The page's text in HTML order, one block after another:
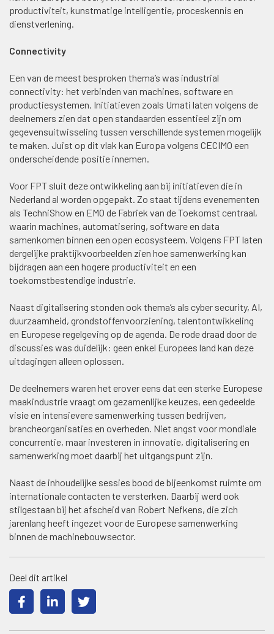
productiviteit, kunstmatige intelligentie, proceskennis en
dienstverlening.
Connectivity
Een van de meest besproken thema’s was industrial
connectivity: het verbinden van machines, software en
productiesystemen. Initiatieven zoals Umati laten volgens de
deelnemers zien dat open standaarden essentieel zijn om
gegevensuitwisseling tussen verschillende systemen mogelijk
te maken. Juist op dit vlak kan Europa volgens CECIMO een
onderscheidende positie innemen.
Voor FPT sluit deze ontwikkeling aan bij initiatieven die in
Nederland al worden opgepakt. Zo staat tijdens evenementen
als TechniShow en EMO de Fabriek van de Toekomst centraal,
waarin machines, automatisering, software en data
samenkomen binnen een open ecosysteem. Volgens FPT laten
dergelijke praktijkvoorbeelden zien hoe samenwerking kan
bijdragen aan een hogere productiviteit en een
toekomstbestendige industrie.
Naast digitalisering stonden ook thema’s als cyber security, AI,
duurzaamheid, grondstoffenvoorziening, talentontwikkeling
en Europese regelgeving op de agenda. De rode draad door de
discussies was duidelijk: geen enkel Europees land kan deze
uitdagingen alleen oplossen.
De deelnemers waren het erover eens dat een sterke Europese
maakindustrie vraagt om gezamenlijke keuzes, een gedeelde
visie en intensievere samenwerking tussen bedrijven,
brancheorganisaties en overheden. Niet angst voor mondiale
concurrentie, maar investeren in innovatie, digitalisering en
samenwerking moet daarbij het uitgangspunt zijn.
Naast de inhoudelijke sessies bood de bijeenkomst ruimte om
internationale contacten te versterken. Daarbij werd ook
stilgestaan bij het afscheid van Robert Nefkens, die zich
jarenlang heeft ingezet voor de Europese samenwerking
binnen de machinebouwsector.
Deel dit artikel